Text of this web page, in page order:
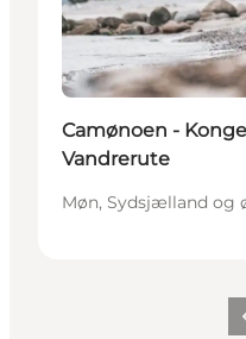
Camønoen -
Vandrerute
Møn, Sydsjælland og